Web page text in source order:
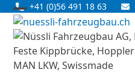
Skip
content
+41 (0)56 491 18 63
Open
mobile
menu
Close
mobile
menu